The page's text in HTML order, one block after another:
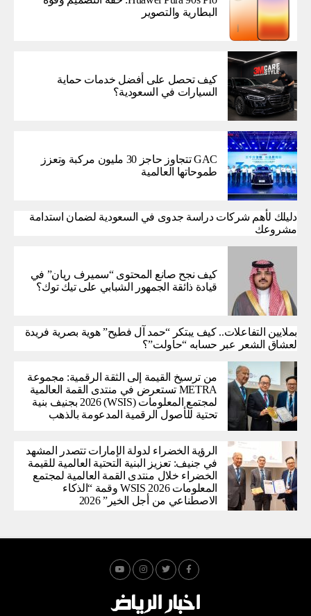
البطارية والتصوير
كيف تحصل على أفضل خدمات حماية
السيارات في السعودية؟
GAC تتجاوز حاجز 30 مليون مركبة وتعزز
طموحاتها العالمية
دليلك لأهم شركات دراسة جدوى في السعودية لضمان استدامة
مشروعك
كيف نجح صانع المحتوى “سميرف ريان” في
قيادة ذائقة الجمهور الشبابي على تيك توك؟
بملايين التفاعلات.. كيف يبتكر “حمد آل فطيح” هوية بصرية فريدة
لعشاق الشعر عبر حسابه “حاولت”؟
من ترسيخ القيمة إلى الثقة الرقمية: مجموعة
METRA تستعرض في منتدى القمة العالمية
لمجتمع المعلومات (WSIS) 2026 بجنيف بنية
تحتية للأصول الرقمية المدعومة بالذهب
الرؤية الخضراء لدولة الإمارات تتصدر المشهد
في جنيف: تعزيز البنية التحتية العالمية للقيمة
الخضراء خلال منتدى القمة العالمية لمجتمع
المعلومات WSIS 2026 وقمة “الذكاء
الاصطناعي من أجل الخير” 2026